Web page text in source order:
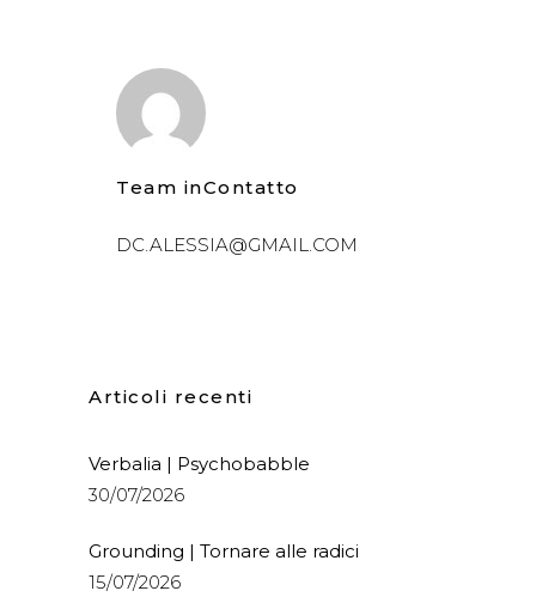
Team inContatto
DC.ALESSIA@GMAIL.COM
Articoli recenti
Verbalia | Psychobabble
30/07/2026
Grounding | Tornare alle radici
15/07/2026